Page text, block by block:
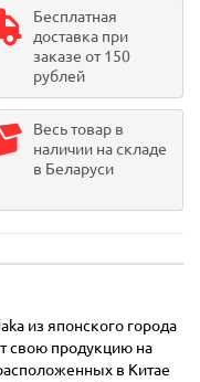
Бесплатная
доставка при
заказе от 150
рублей
Весь товар в
наличии на складе
в Беларуси
из японского города
свою продукцию на
в Китае